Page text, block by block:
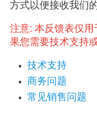
方式以便接收我们
注意: 本反馈表仅
果您需要技术支持
技术支持
商务问题
常见销售问题